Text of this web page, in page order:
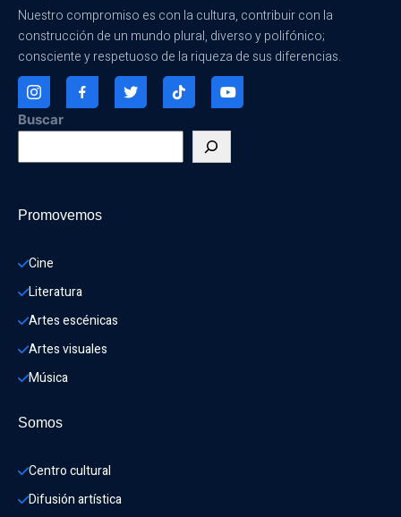
Nuestro compromiso es con la cultura, contribuir con la
construcción de un mundo plural, diverso y polifónico;
consciente y respetuoso de la riqueza de sus diferencias.
Buscar
Promovemos
Cine
Literatura
Artes escénicas
Artes visuales
Música
Somos
Centro cultural
Difusión artística